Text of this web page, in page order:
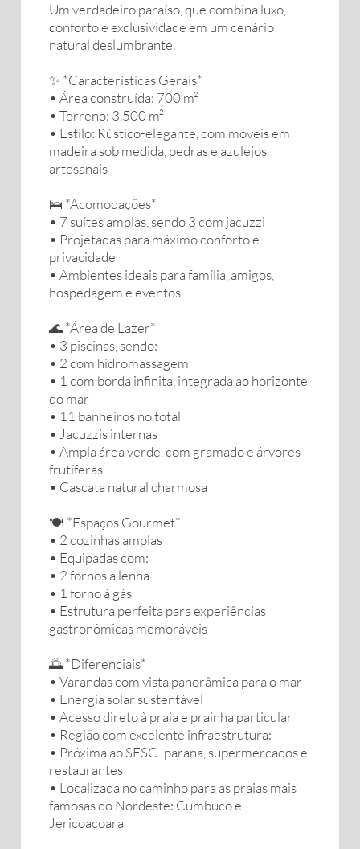
Um verdadeiro paraíso, que combina luxo,
conforto e exclusividade em um cenário
natural deslumbrante.
✨ *Características Gerais*
• Área construída: 700 m²
• Terreno: 3.500 m²
• Estilo: Rústico-elegante, com móveis em
madeira sob medida, pedras e azulejos
artesanais
🛌 *Acomodações*
• 7 suítes amplas, sendo 3 com jacuzzi
• Projetadas para máximo conforto e
privacidade
• Ambientes ideais para família, amigos,
hospedagem e eventos
🌊 *Área de Lazer*
• 3 piscinas, sendo:
• 2 com hidromassagem
• 1 com borda infinita, integrada ao horizonte
do mar
• 11 banheiros no total
• Jacuzzis internas
• Ampla área verde, com gramado e árvores
frutíferas
• Cascata natural charmosa
🍽️ *Espaços Gourmet*
• 2 cozinhas amplas
• Equipadas com:
• 2 fornos à lenha
• 1 forno à gás
• Estrutura perfeita para experiências
gastronômicas memoráveis
🌅 *Diferenciais*
• Varandas com vista panorâmica para o mar
• Energia solar sustentável
• Acesso direto à praia e prainha particular
• Região com excelente infraestrutura:
• Próxima ao SESC Iparana, supermercados e
restaurantes
• Localizada no caminho para as praias mais
famosas do Nordeste: Cumbuco e
Jericoacoara